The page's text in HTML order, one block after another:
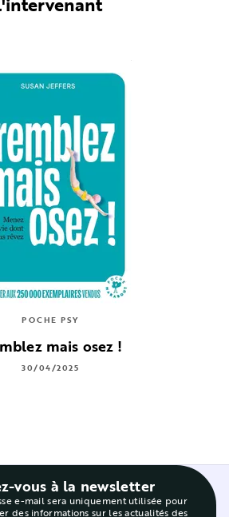
POCHE PSY
mais osez !
30/04/2025
vous à la newsletter
e-mail sera uniquement utilisée pour
des informations sur les actualités des